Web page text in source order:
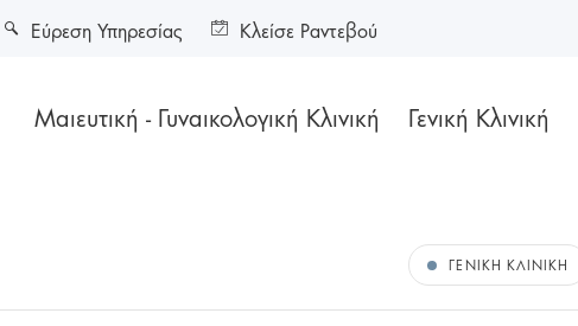
Μαιευτική - Γυναικολογική Κλινική Γενική Κλινική
Εύρεση Υπηρεσίας Κλείσε Ραντεβού
ΓΕΝΙΚΉ ΚΛΙΝΙΚΉ